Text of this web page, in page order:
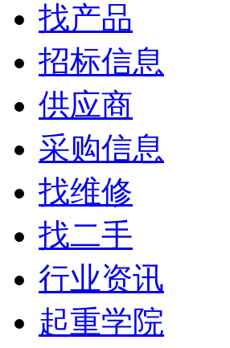
找产品
招标信息
供应商
采购信息
找维修
找二手
行业资讯
起重学院